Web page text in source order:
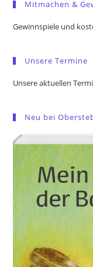
Mitmachen &
Gewinnspiele und
Unsere Termine
Unsere aktuellen
Neu bei